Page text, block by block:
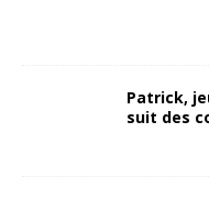
Patrick,
suit des